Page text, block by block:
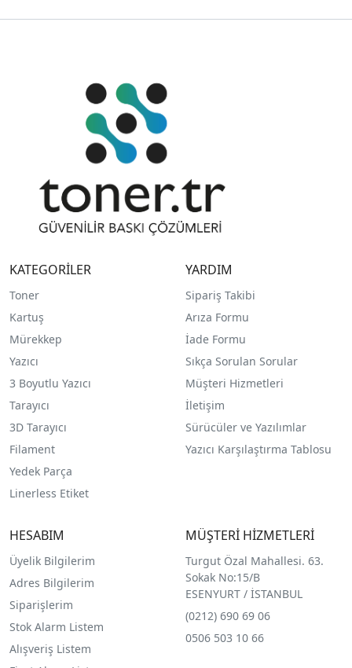
KATEGORİLER
Toner
Kartuş
Mürekkep
Yazıcı
3 Boyutlu Yazıcı
Tarayıcı
3D Tarayıcı
Filament
Yedek Parça
Linerless Etiket
YARDIM
Sipariş Takibi
Arıza Formu
İade Formu
Sıkça Sorulan Sorular
Müşteri Hizmetleri
İletişim
Sürücüler ve Yazılımlar
Yazıcı Karşılaştırma Tablosu
HESABIM
Üyelik Bilgilerim
Adres Bilgilerim
Siparişlerim
Stok Alarm Listem
Alışveriş Listem
MÜŞTERİ HİZMETLERİ
Turgut Özal Mahallesi. 63.
Sokak No:15/B
ESENYURT / İSTANBUL
(0212) 690 69 06
0506 503 10 66